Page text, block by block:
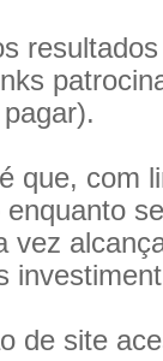
que, com
vez
de site